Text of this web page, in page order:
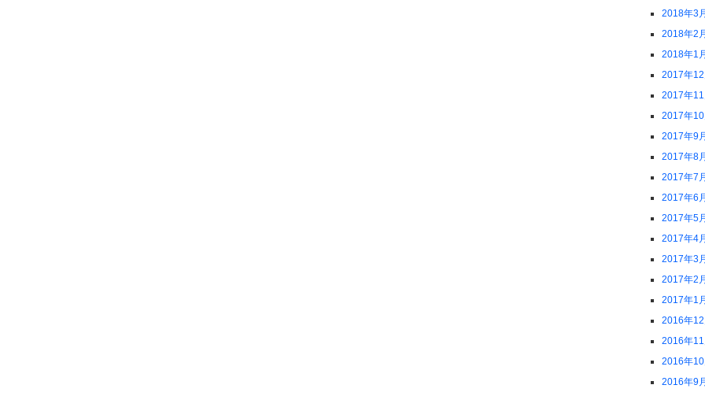
2018年3月
2018年2月
2018年1月
2017年12
2017年11
2017年10
2017年9月
2017年8月
2017年7月
2017年6月
2017年5月
2017年4月
2017年3月
2017年2月
2017年1月
2016年12
2016年11
2016年10
2016年9月